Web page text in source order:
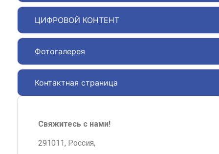
ЦИФРОВОЙ КОНТЕНТ
Фотогалерея
Контактная страница
Свяжитесь с нами!
291011, Россия,